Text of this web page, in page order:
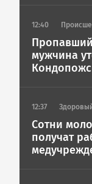
12:40
мужчина
12:37
Сотни
получат